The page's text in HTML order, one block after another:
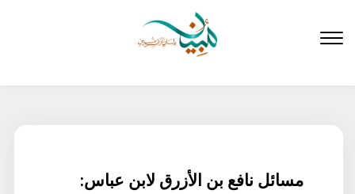
المحتوى
مسائل نافع بن الأزرق لابن عباس: